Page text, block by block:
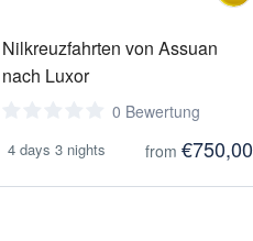
Nilkreuzfahrten von Assuan
nach Luxor
0 Bewertung
4 days 3 nights from €750,00